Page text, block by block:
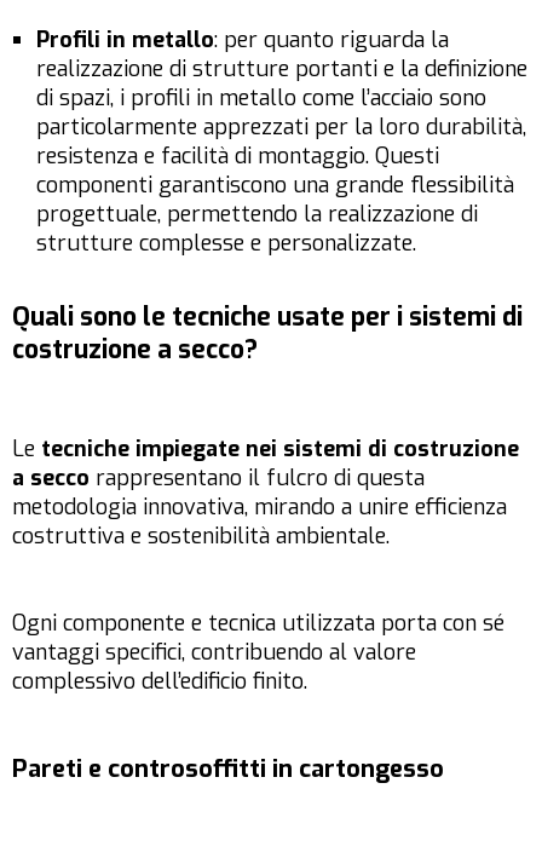
Profili in metallo: per quanto riguarda la
realizzazione di strutture portanti e la definizione
di spazi, i profili in metallo come l’acciaio sono
particolarmente apprezzati per la loro durabilità,
resistenza e facilità di montaggio. Questi
componenti garantiscono una grande flessibilità
progettuale, permettendo la realizzazione di
strutture complesse e personalizzate.
Quali sono le tecniche usate per i sistemi di
costruzione a secco?
Le tecniche impiegate nei sistemi di costruzione
a secco rappresentano il fulcro di questa
metodologia innovativa, mirando a unire efficienza
costruttiva e sostenibilità ambientale.
Ogni componente e tecnica utilizzata porta con sé
vantaggi specifici, contribuendo al valore
complessivo dell’edificio finito.
Pareti e controsoffitti in cartongesso